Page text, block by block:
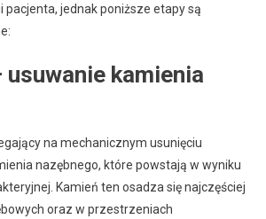
pacjenta, jednak poniższe etapy są
usuwanie kamienia
na mechanicznym usunięciu
nazębnego, które powstają w wyniku
Kamień ten osadza się najczęściej
oraz w przestrzeniach